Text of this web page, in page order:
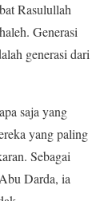
Rasulullah
Generasi
generasi dari
saja yang
yang paling
Sebagai
Darda, ia